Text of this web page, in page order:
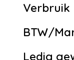
Verbruik
BTW/
Ledig